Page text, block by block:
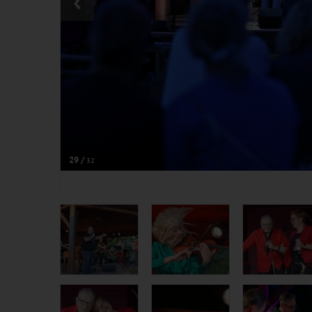
29 / 32